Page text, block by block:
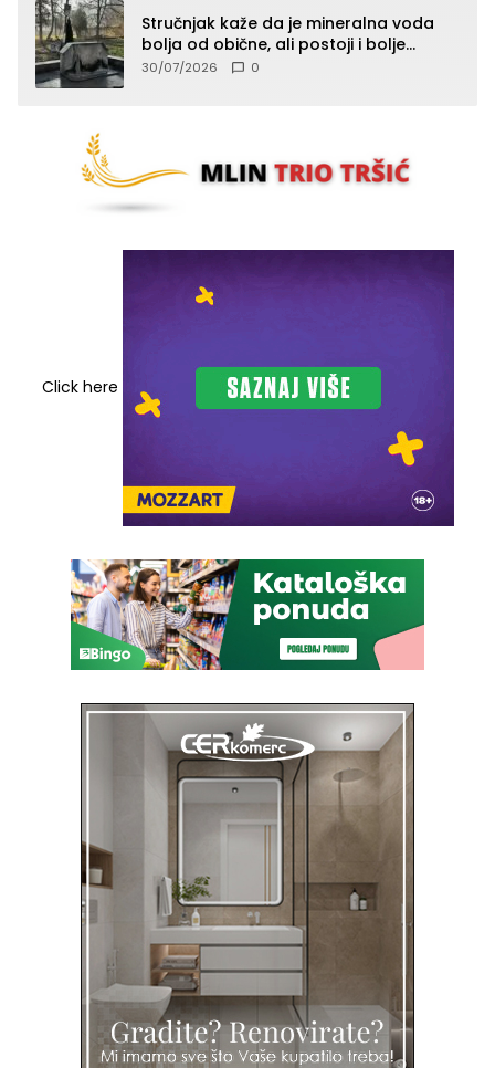
Stručnjak kaže da je mineralna voda
bolja od obične, ali postoji i bolje
rješenje
30/07/2026 0
Click here